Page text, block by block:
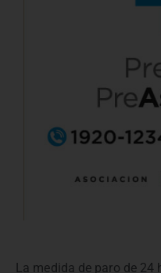
La medida de paro de 24